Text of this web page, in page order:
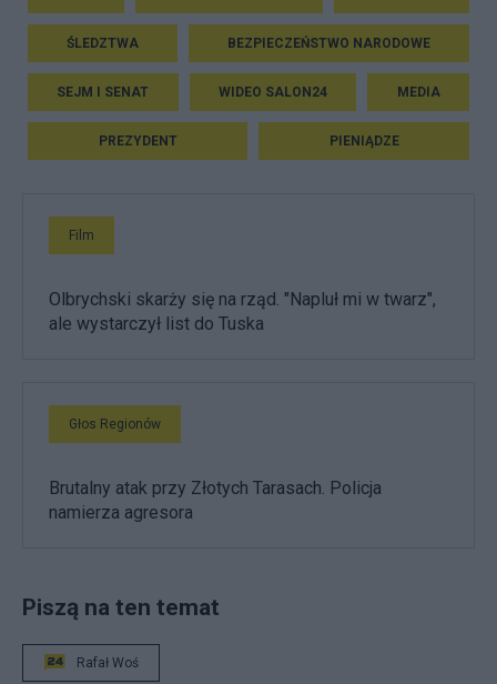
ŚLEDZTWA BEZPIECZEŃSTWO NARODOWE
SEJM I SENAT WIDEO SALON24 MEDIA
PREZYDENT PIENIĄDZE
Film
Olbrychski skarży się na rząd. "Napluł mi w twarz",
ale wystarczył list do Tuska
Głos Regionów
Brutalny atak przy Złotych Tarasach. Policja
namierza agresora
Piszą na ten temat
Rafał Woś